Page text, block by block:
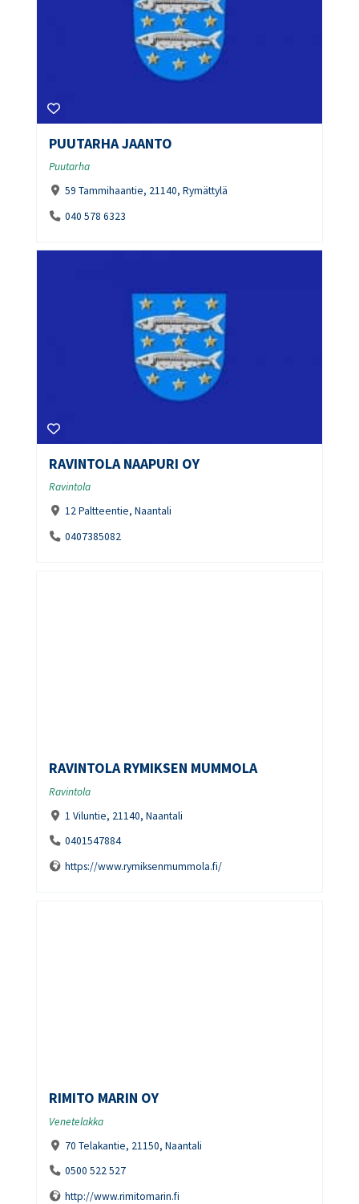
PUUTARHA JAANTO
Puutarha
59 Tammihaantie, 21140, Rymättylä
040 578 6323
RAVINTOLA NAAPURI OY
Ravintola
12 Paltteentie, Naantali
0407385082
RAVINTOLA RYMIKSEN MUMMOLA
Ravintola
1 Viluntie, 21140, Naantali
0401547884
https://www.rymiksenmummola.fi/
RIMITO MARIN OY
Venetelakka
70 Telakantie, 21150, Naantali
0500 522 527
http://www.rimitomarin.fi